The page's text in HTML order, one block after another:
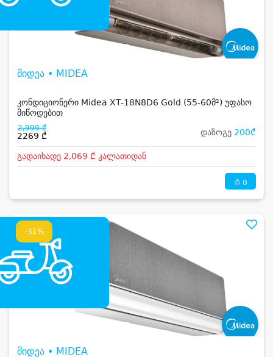
მიდეა • MIDEA
კონდიციონერი Midea XT-18N8D6 Gold (55-60მ²) უფასო
მიწოდებით
2,999 ₾
2269 ₾ დაზოგე 200₾
გადაიხადე 2,069 ₾ კალათიდან
0
-31%
მიდეა • MIDEA